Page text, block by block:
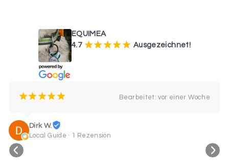
EQUIMEA
4.7 ¡¡¡¡¡ Ausgezeichnet!
¡¡¡¡¡ Bearbeitet: vor einer Woche
Dirk W.
Local Guide · 1 Rezension